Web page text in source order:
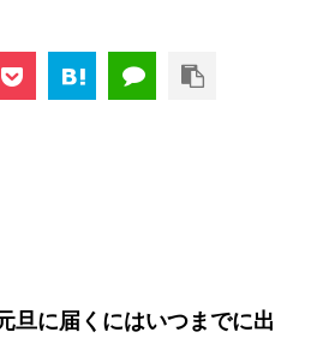
旦に届くにはいつまでに出